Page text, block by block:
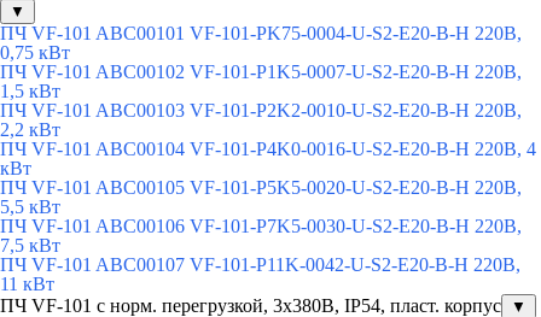
▼
ПЧ VF-101 ABC00101 VF-101-PK75-0004-U-S2-E20-B-H 220В,
0,75 кВт
ПЧ VF-101 ABC00102 VF-101-P1K5-0007-U-S2-E20-B-H 220В,
1,5 кВт
ПЧ VF-101 ABC00103 VF-101-P2K2-0010-U-S2-E20-B-H 220В,
2,2 кВт
ПЧ VF-101 ABC00104 VF-101-P4K0-0016-U-S2-E20-B-H 220В, 4
кВт
ПЧ VF-101 ABC00105 VF-101-P5K5-0020-U-S2-E20-B-H 220В,
5,5 кВт
ПЧ VF-101 ABC00106 VF-101-P7K5-0030-U-S2-E20-B-H 220В,
7,5 кВт
ПЧ VF-101 ABC00107 VF-101-P11K-0042-U-S2-E20-B-H 220В,
11 кВт
ПЧ VF-101 с норм. перегрузкой, 3х380В, IP54, пласт. корпус
▼